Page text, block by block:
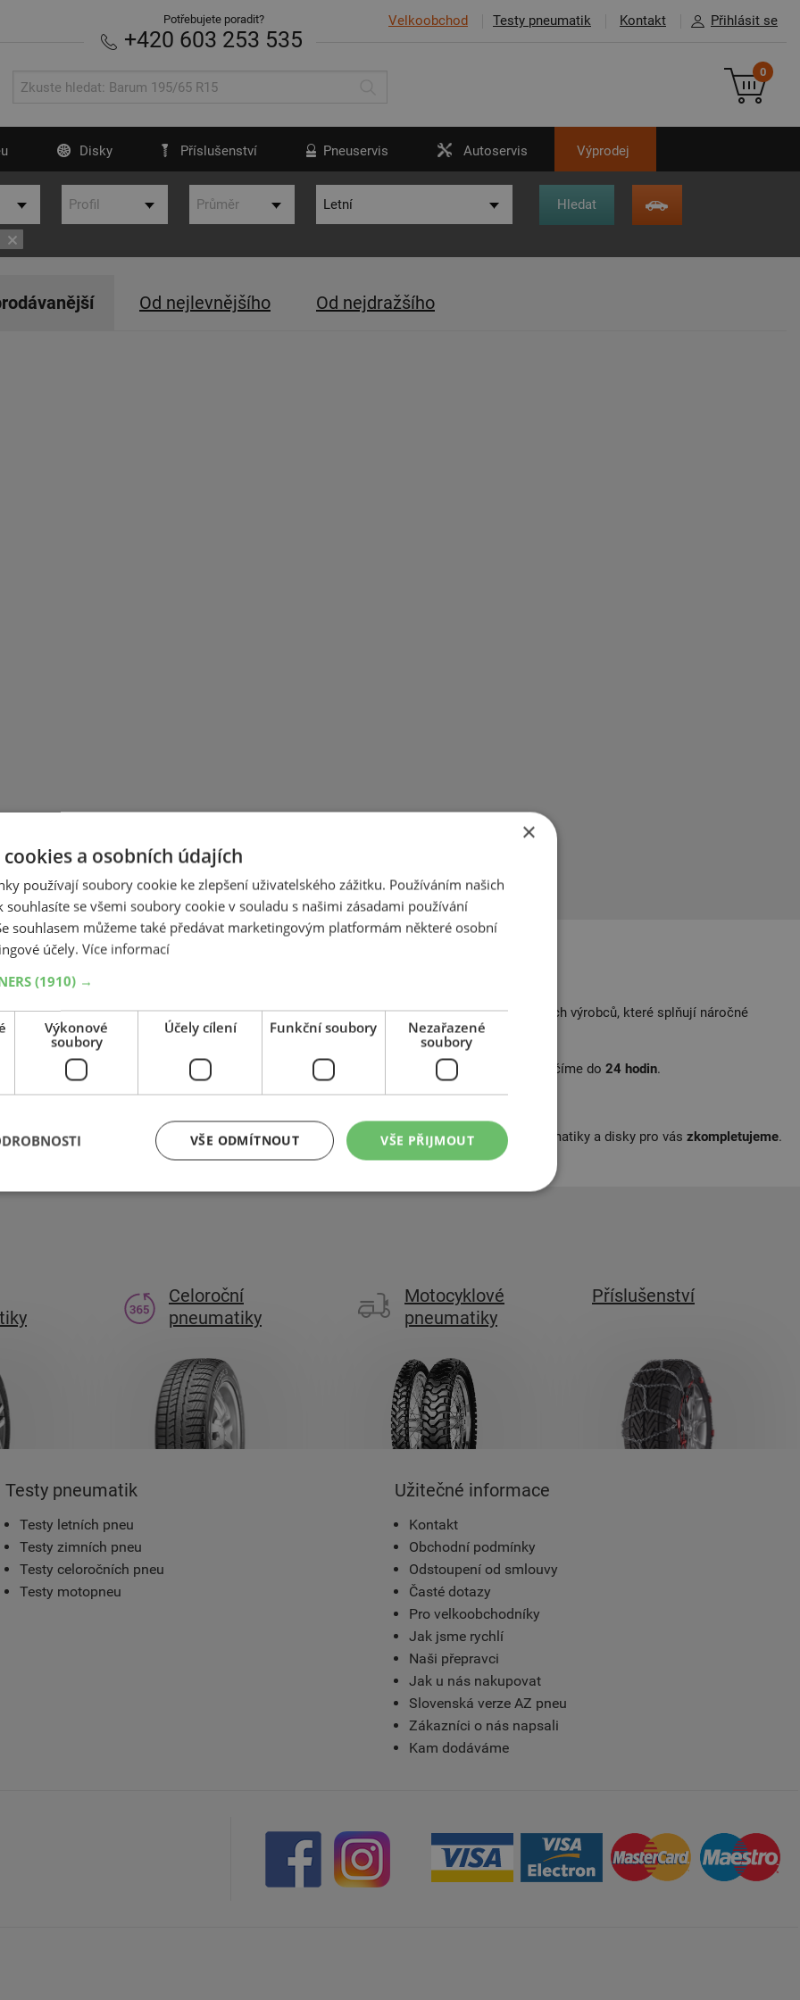
Velkoobchod Testy pneumatik Kontakt Přihlásit se
Potřebujete poradit?
+420 603 253 535
0
Disky Příslušenství Pneuservis Autoservis Výprodej
Od nejlevnějšího Od nejdražšího
1
pro auta typuSUV s pohonem 4×4. Nabízíme vám pouze kvalitní letní pneumatiky ověřených výrobců, které splňují náročné
Mimo jiné můžete vyfiltrovat pneumatiky, které máme aktuálně skladem a které vám doručíme do 24 hodin.
si naši nabídku plechových kolaalu kol, rádi vám pomůžeme vybrat a vybrané pneumatiky a disky pro vás zkompletujeme.
Celoroční
pneumatiky
Motocyklové
pneumatiky
Příslušenství
Testy pneumatik
Testy letních pneu
Testy zimních pneu
Testy celoročních pneu
Testy motopneu
Užitečné informace
Kontakt
Obchodní podmínky
Odstoupení od smlouvy
Časté dotazy
Pro velkoobchodníky
Jak jsme rychlí
Naši přepravci
Jak u nás nakupovat
Slovenská verze AZ pneu
Zákazníci o nás napsali
Kam dodáváme
×
a osobních údajích
používají soubory cookie ke zlepšení uživatelského zážitku. Používáním našich
souhlasíte se všemi soubory cookie v souladu s našimi zásadami používání
souhlasem můžeme také předávat marketingovým platformám některé osobní
účely. Více informací
(1910) →
Výkonové
soubory
Účely cílení Funkční soubory
Nezařazené
soubory
VŠE PŘIJMOUT
VŠE ODMÍTNOUT